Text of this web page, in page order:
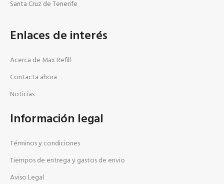
Santa Cruz de Tenerife
Enlaces de interés
Acerca de Max Refill
Contacta ahora
Noticias
Información legal
Términos y condiciones
Tiempos de entrega y gastos de envio
Aviso Legal